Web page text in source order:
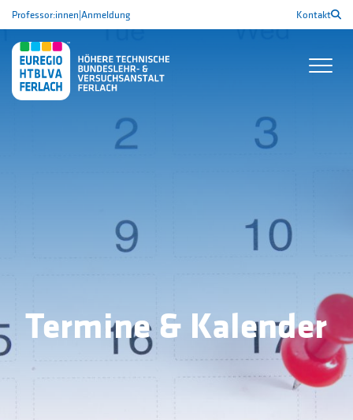
Professor:innen|Anmeldung Kontakt
Termine & Kalender